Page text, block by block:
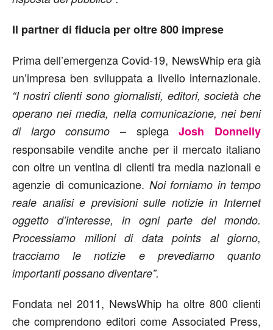
Il partner di fiducia per oltre 800 imprese
Prima dell’emergenza Covid-19, NewsWhip era già
un’impresa ben sviluppata a livello internazionale.
“I nostri clienti sono giornalisti, editori, società che
operano nei media, nella comunicazione, nei beni
di largo consumo – spiegaJosh Donnelly
responsabile vendite anche per il mercato italiano
con oltre un ventina di clienti tra media nazionali e
agenzie di comunicazione. Noi forniamo in tempo
reale analisi e previsioni sulle notizie in Internet
oggetto d’interesse, in ogni parte del mondo.
Processiamo milioni di data points al giorno,
tracciamo le notizie e prevediamo quanto
importanti possano diventare”.
Fondata nel 2011, NewsWhip ha oltre 800 clienti
che comprendono editori come Associated Press,